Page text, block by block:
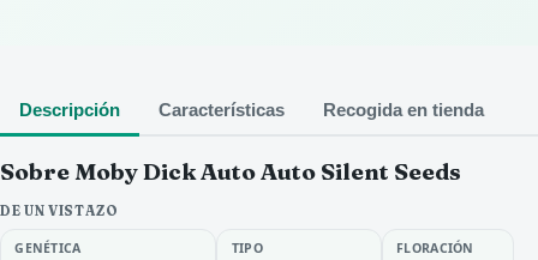
Descripción Características Recogida en tienda
Sobre Moby Dick Auto Auto Silent Seeds
DE UN VISTAZO
GENÉTICA TIPO FLORACIÓN